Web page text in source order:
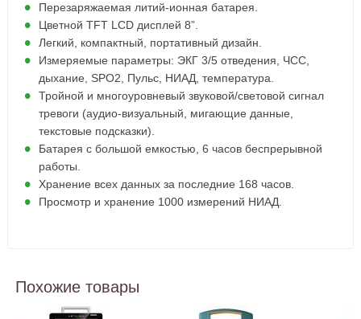
Перезаряжаемая литий-ионная батарея.
Цветной TFT LCD дисплей 8”.
Легкий, компактный, портативный дизайн.
Измеряемые параметры: ЭКГ 3/5 отведения, ЧСС,
дыхание, SPO2, Пульс, НИАД, температура.
Тройной и многоуровневый звуковой/световой сигнал
тревоги (аудио-визуальный, мигающие данные,
текстовые подсказки).
Батарея с большой емкостью, 6 часов беспрерывной
работы.
Хранение всех данных за последние 168 часов.
Просмотр и хранение 1000 измерений НИАД.
Похожие товары